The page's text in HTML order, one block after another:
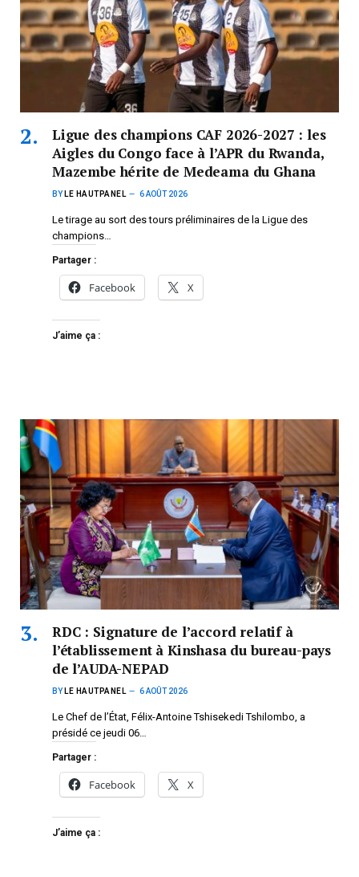
Ligue des champions CAF 2026-2027 : les
Aigles du Congo face à l’APR du Rwanda,
Mazembe hérite de Medeama du Ghana
BY LE HAUTPANEL 6 AOÛT 2026
Le tirage au sort des tours préliminaires de la Ligue des
champions…
Partager :
Facebook X
J’aime ça :
RDC : Signature de l’accord relatif à
l’établissement à Kinshasa du bureau-pays
de l’AUDA-NEPAD
BY LE HAUTPANEL 6 AOÛT 2026
Le Chef de l’État, Félix-Antoine Tshisekedi Tshilombo, a
présidé ce jeudi 06…
Partager :
Facebook X
J’aime ça :